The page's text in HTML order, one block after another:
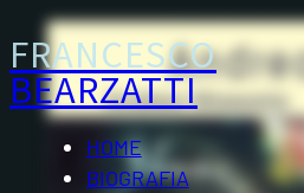
FRANCESCO
BEARZATTI
HOME
BIOGRAFIA